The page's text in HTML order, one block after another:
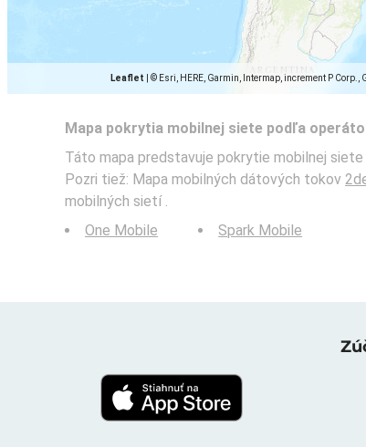
Leaflet © Esri, HERE, Garmin, Intermap, increment P Corp.,
Mapa pokrytia mobilnej siete podľa
Táto mapa predstavuje pokrytie mobilnej siete
Pozri tiež: Mapa mobilných dátových tokov
mobilných sietí .
One Mobile
Spark Mobile